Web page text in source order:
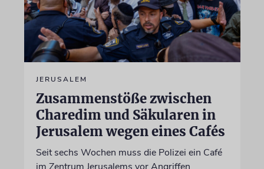
JERUSALEM
Zusammenstöße zwischen
Charedim und Säkularen in
Jerusalem wegen eines Cafés
Seit sechs Wochen muss die Polizei ein Café
im Zentrum Jerusalems vor Angriffen